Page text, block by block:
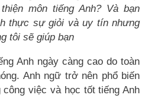
môn tiếng Anh? Và bạn
thực sự giỏi và uy tín nhưng
tôi sẽ giúp bạn
Anh ngày càng cao do toàn
Anh ngữ trở nên phổ biến
việc và học tốt tiếng Anh